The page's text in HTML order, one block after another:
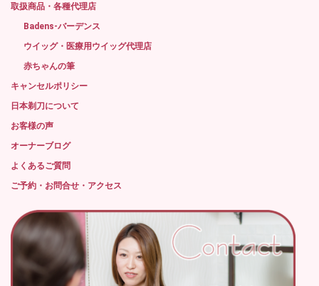
取扱商品・各種代理店
Badens-バーデンス
ウイッグ・医療用ウイッグ代理店
赤ちゃんの筆
キャンセルポリシー
日本剃刀について
お客様の声
オーナーブログ
よくあるご質問
ご予約・お問合せ・アクセス